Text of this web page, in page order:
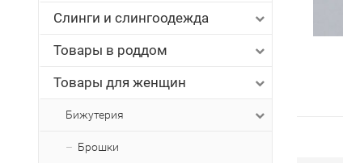
Слинги и слингоодежда
Товары в роддом
Товары для женщин
Бижутерия
Брошки